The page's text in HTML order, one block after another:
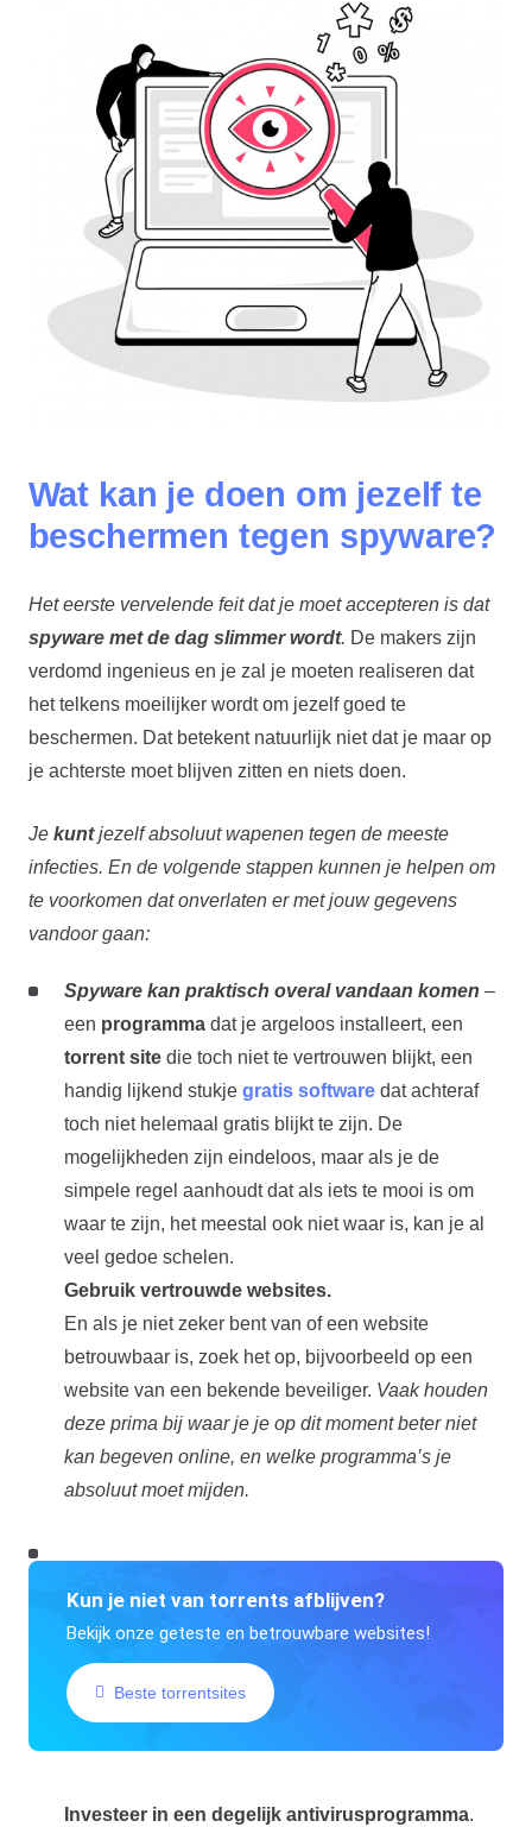
Wat kan je doen om jezelf te
beschermen tegen spyware?
Het eerste vervelende feit dat je moet accepteren is dat
spyware met de dag slimmer wordt. De makers zijn
verdomd ingenieus en je zal je moeten realiseren dat
het telkens moeilijker wordt om jezelf goed te
beschermen. Dat betekent natuurlijk niet dat je maar op
je achterste moet blijven zitten en niets doen.
Je kuntjezelf absoluut wapenen tegen de meeste
infecties. En de volgende stappen kunnen je helpen om
te voorkomen dat onverlaten er met jouw gegevens
vandoor gaan:
Spyware kan praktisch overal vandaan komen –
een programmadat je argeloos installeert, een
torrent sitedie toch niet te vertrouwen blijkt, een
handig lijkend stukje gratis softwaredat achteraf
toch niet helemaal gratis blijkt te zijn. De
mogelijkheden zijn eindeloos, maar als je de
simpele regel aanhoudt dat als iets te mooi is om
waar te zijn, het meestal ook niet waar is, kan je al
veel gedoe schelen.
Gebruik vertrouwde websites.
En als je niet zeker bent van of een website
betrouwbaar is, zoek het op, bijvoorbeeld op een
website van een bekende beveiliger. Vaak houden
deze prima bij waar je je op dit moment beter niet
kan begeven online, en welke programma’s je
absoluut moet mijden.
Kun je niet van torrents afblijven?
Bekijk onze geteste en betrouwbare websites!
Beste torrentsites
Investeer in een degelijk antivirusprogramma.